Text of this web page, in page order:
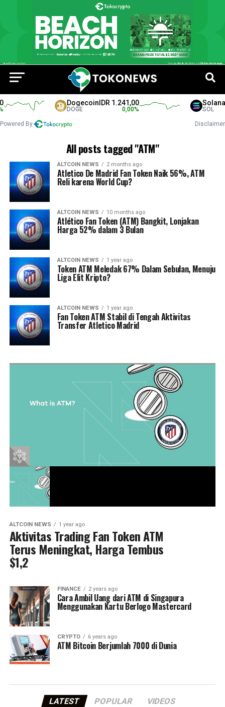
DogecoinIDR 1.241,00
DOGE 0,00%
Solana
SOL
Powered By Disclaimer
All posts tagged "ATM"
ALTCOIN NEWS 2 months ago
Atletico De Madrid Fan Token Naik 56%, ATM
Reli karena World Cup?
ALTCOIN NEWS 10 months ago
Atlético Fan Token (ATM) Bangkit, Lonjakan
Harga 52% dalam 3 Bulan
ALTCOIN NEWS 1 year ago
Token ATM Meledak 67% Dalam Sebulan, Menuju
Liga Elit Kripto?
ALTCOIN NEWS 1 year ago
Fan Token ATM Stabil di Tengah Aktivitas
Transfer Atletico Madrid
ALTCOIN NEWS 1 year ago
Aktivitas Trading Fan Token ATM
Terus Meningkat, Harga Tembus
$1,2
FINANCE 2 years ago
Cara Ambil Uang dari ATM di Singapura
Menggunakan Kartu Berlogo Mastercard
CRYPTO 6 years ago
ATM Bitcoin Berjumlah 7000 di Dunia
LATEST POPULAR VIDEOS